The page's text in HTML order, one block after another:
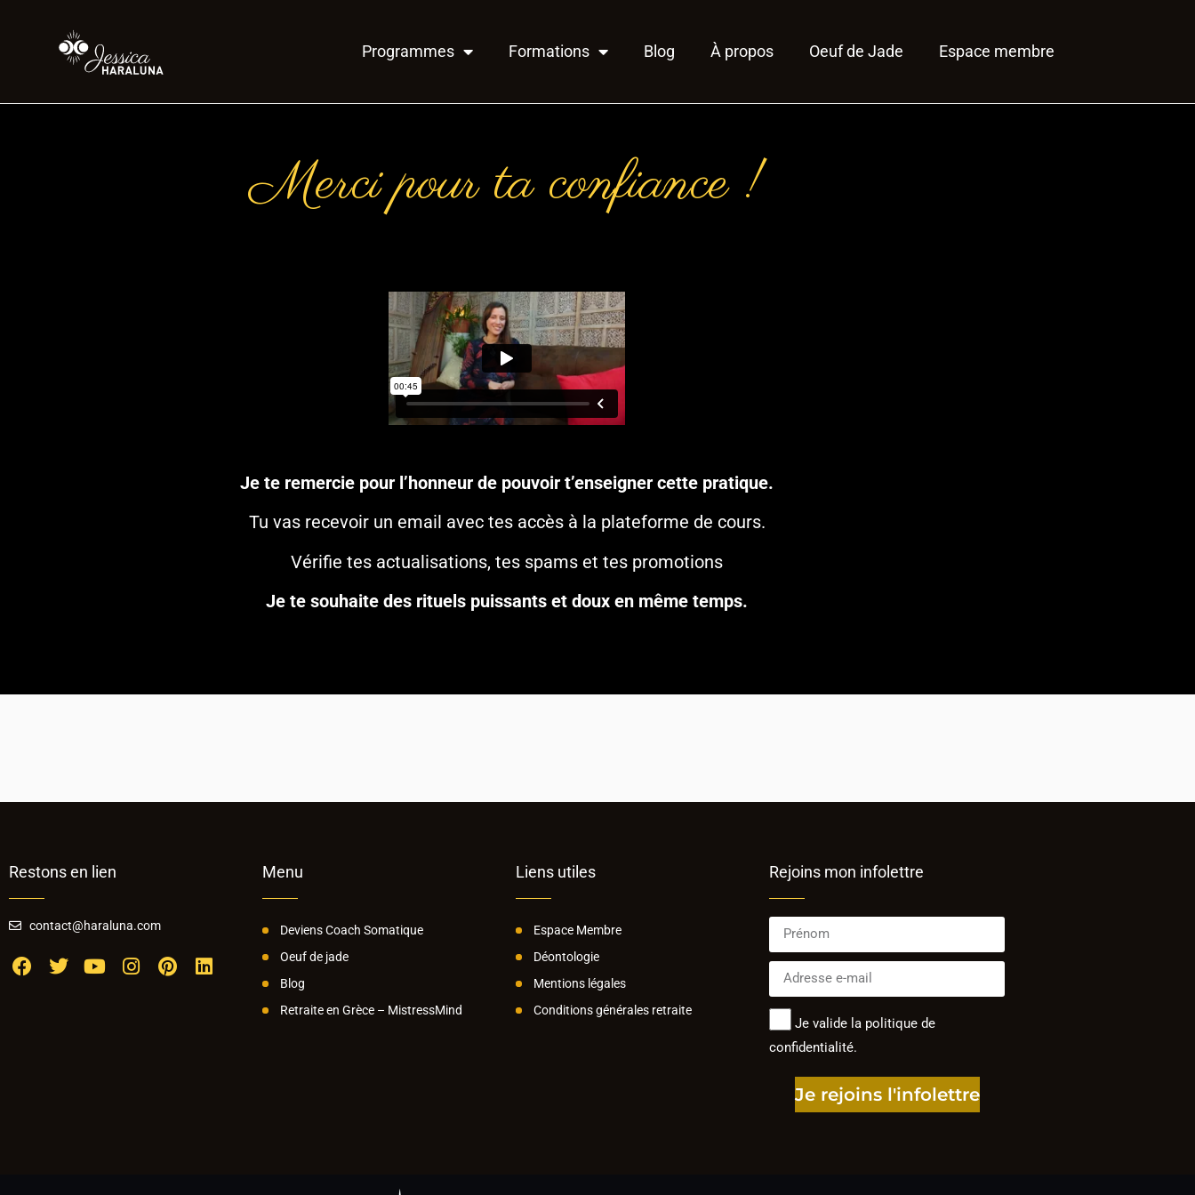
Programmes Formations Blog À propos Oeuf de Jade Espace membre
Merci pour ta confiance !
Je te remercie pour l’honneur de pouvoir t’enseigner cette pratique.
Tu vas recevoir un email avec tes accès à la plateforme de cours.
Vérifie tes actualisations, tes spams et tes promotions
Je te souhaite des rituels puissants et doux en même temps.
Restons en lien
contact@haraluna.com
Menu
Deviens Coach Somatique
Oeuf de jade
Blog
Retraite en Grèce – MistressMind
Liens utiles
Espace Membre
Déontologie
Mentions légales
Conditions générales retraite
Rejoins mon infolettre
Je valide la politique de
confidentialité.
Je rejoins l'infolettre